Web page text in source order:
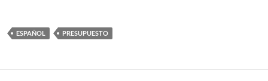
ESPAÑOL PRESUPUESTO